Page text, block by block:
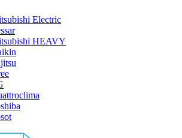
Electric
HEAVY